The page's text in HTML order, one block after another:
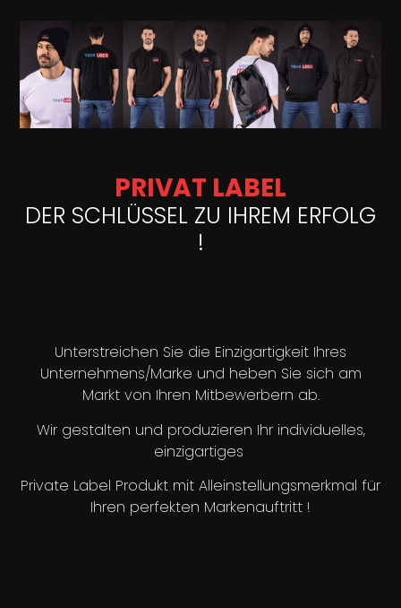
PRIVAT LABEL
DER SCHLÜSSEL ZU IHREM ERFOLG
!
Unterstreichen Sie die Einzigartigkeit Ihres
Unternehmens/Marke und heben Sie sich am
Markt von Ihren Mitbewerbern ab.
Wir gestalten und produzieren Ihr individuelles,
einzigartiges
Private Label Produkt mit Alleinstellungsmerkmal für
Ihren perfekten Markenauftritt !